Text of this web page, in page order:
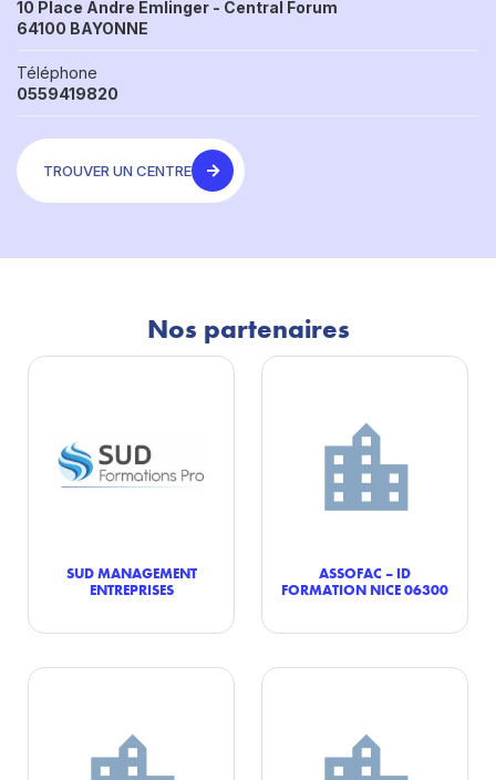
10 Place Andre Emlinger - Central Forum
64100 BAYONNE
Téléphone
0559419820
TROUVER UN CENTRE
Nos partenaires
SUD MANAGEMENT
ENTREPRISES
ASSOFAC – ID
FORMATION NICE 06300